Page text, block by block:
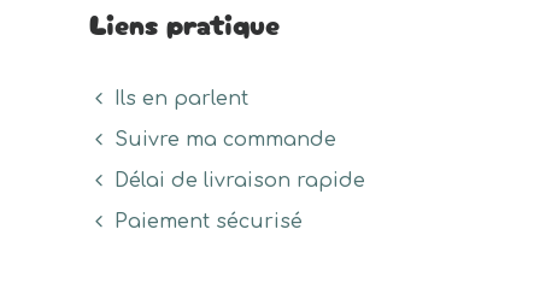
Liens pratique
Ils en parlent
Suivre ma commande
Délai de livraison rapide
Paiement sécurisé